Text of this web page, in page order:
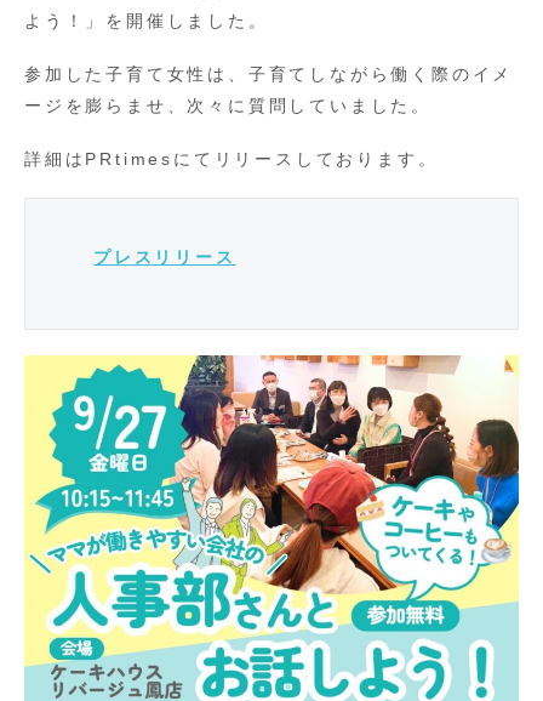
よう！」を開催しました。
参加した子育て女性は、子育てしながら働く際のイメ
ージを膨らませ、次々に質問していました。
詳細はPRtimesにてリリースしております。
プレスリリース